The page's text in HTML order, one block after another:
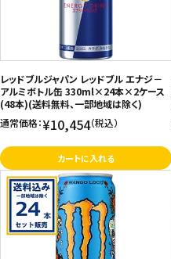
レッドブルジャパン レッドブル エナジ－
アルミボトル缶 330ml×24本×2ケース
(48本)(送料無料、一部地域は除く)
通常価格：¥10,454（税込）
カートに入れる